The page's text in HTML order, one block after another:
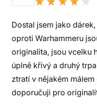
Dostal jsem jako
oproti Warhammeru
originalita, jsou vcelku
úplně křivý a druhý
ztratí v nějakém
doporučuji pro